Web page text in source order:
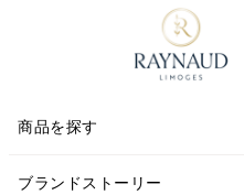
商品を探す
ブランドストーリー